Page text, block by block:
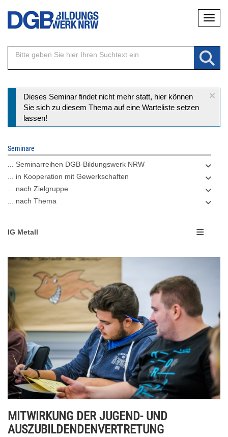
Direkt
Inhalt
×
Statusmeldung
Dieses Seminar findet nicht mehr statt, hier können
Sie sich zu diesem Thema auf eine Warteliste setzen
lassen!
Seminare
... Seminarreihen DGB-Bildungswerk NRW
... in Kooperation mit Gewerkschaften
... nach Zielgruppe
... nach Thema
IG Metall
MITWIRKUNG DER JUGEND- UND
AUSZUBILDENDENVERTRETUNG